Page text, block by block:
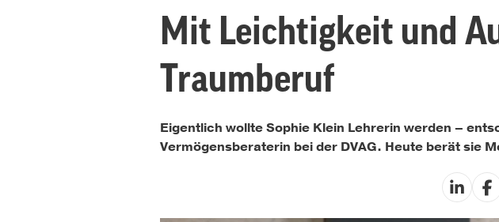
Mit Leichtigkeit und
Traumberuf
Eigentlich wollte Sophie Klein Lehrerin werden –
Vermögensberaterin bei der DVAG. Heute berät sie